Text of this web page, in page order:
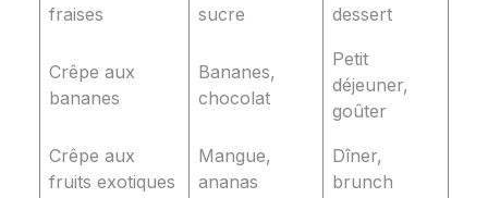
fraises
sucre
dessert
Crêpe aux
bananes
Bananes,
chocolat
Petit
déjeuner,
goûter
Crêpe aux
fruits exotiques
Mangue,
ananas
Dîner,
brunch